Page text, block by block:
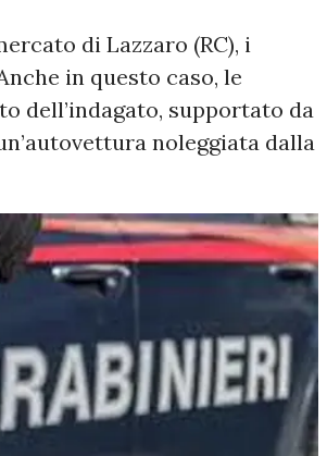
di Lazzaro (RC), i
in questo caso, le
dell’indagato, supportato da
noleggiata dalla